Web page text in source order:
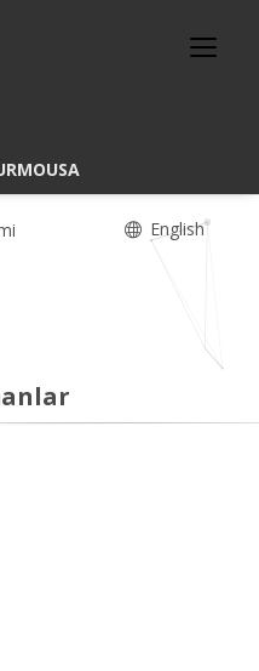
English